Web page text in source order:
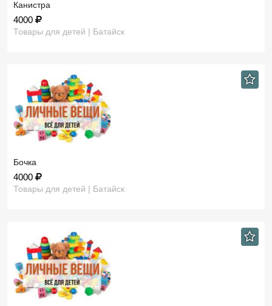
Канистра
4000
Товары для детей | Батайск
Бочка
4000
Товары для детей | Батайск